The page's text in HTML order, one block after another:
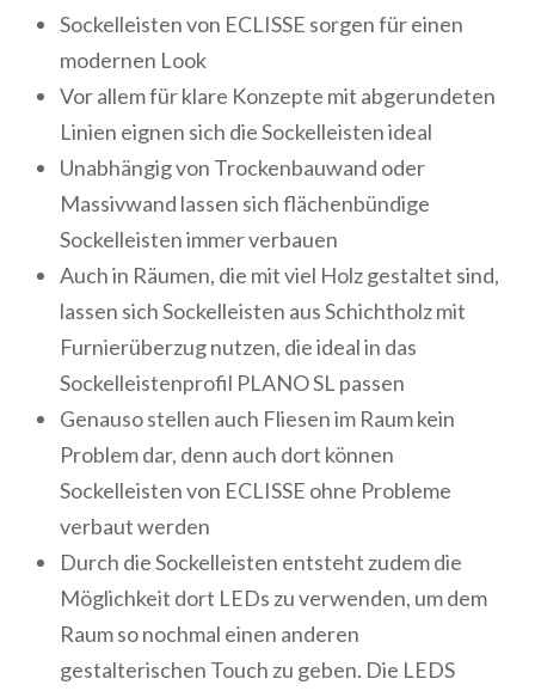
Sockelleisten von ECLISSE sorgen für einen
modernen Look
Vor allem für klare Konzepte mit abgerundeten
Linien eignen sich die Sockelleisten ideal
Unabhängig von Trockenbauwand oder
Massivwand lassen sich flächenbündige
Sockelleisten immer verbauen
Auch in Räumen, die mit viel Holz gestaltet sind,
lassen sich Sockelleisten aus Schichtholz mit
Furnierüberzug nutzen, die ideal in das
Sockelleistenprofil PLANO SL passen
Genauso stellen auch Fliesen im Raum kein
Problem dar, denn auch dort können
Sockelleisten von ECLISSE ohne Probleme
verbaut werden
Durch die Sockelleisten entsteht zudem die
Möglichkeit dort LEDs zu verwenden, um dem
Raum so nochmal einen anderen
gestalterischen Touch zu geben. Die LEDS